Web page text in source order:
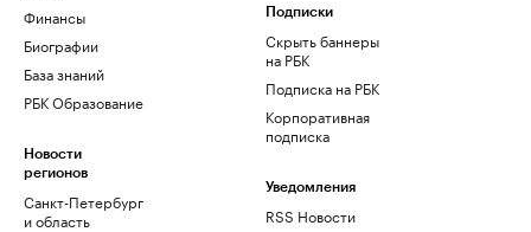
Финансы
Биографии
База знаний
РБК Образование
Новости
регионов
Санкт-Петербург
и область
Подписки
Скрыть баннеры
на РБК
Подписка на РБК
Корпоративная
подписка
Уведомления
RSS Новости